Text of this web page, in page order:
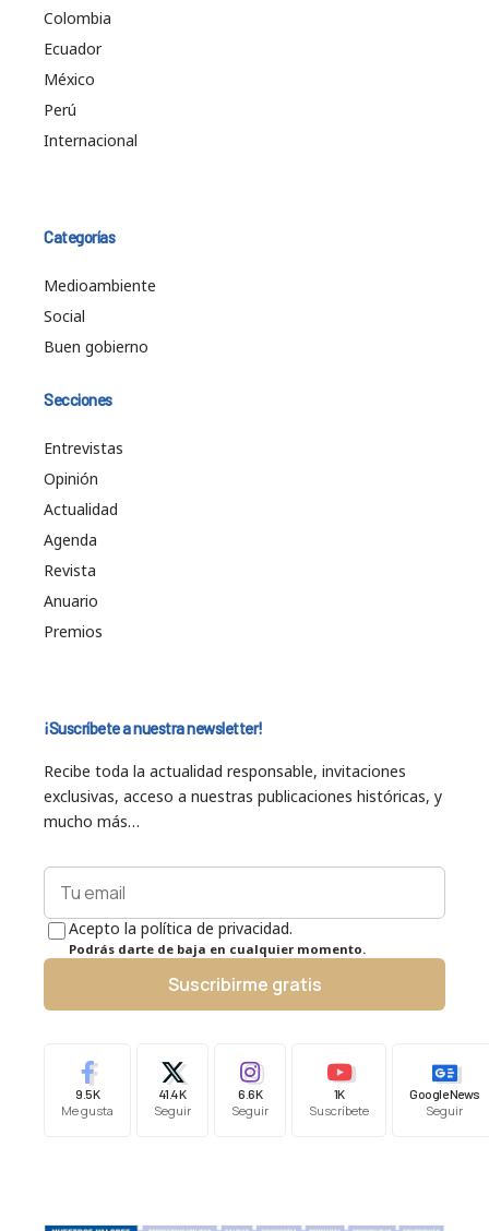
Colombia
Ecuador
México
Perú
Internacional
Categorías
Medioambiente
Social
Buen gobierno
Secciones
Entrevistas
Opinión
Actualidad
Agenda
Revista
Anuario
Premios
¡Suscríbete a nuestra newsletter!
Recibe toda la actualidad responsable, invitaciones
exclusivas, acceso a nuestras publicaciones históricas, y
mucho más…
Acepto la política de privacidad.
Podrás darte de baja en cualquier momento.
Suscribirme gratis
9.5K
Me gusta
41.4K
Seguir
6.6K
Seguir
1K
Suscríbete
Google News
Seguir